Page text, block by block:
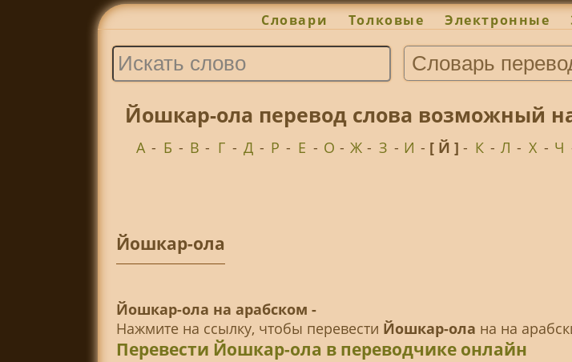
Словари Толковые Электронные
Йошкар-ола перевод слова возможный
А - Б - В - Г - Д - Р - Е - О - Ж - З - И - [ Й ]- К - Л - Х - Ч
Йошкар-ола
Йошкар-ола на арабском -
Нажмите на ссылку, чтобы перевести Йошкар-ола на на
Перевести Йошкар-ола в переводчике онлайн